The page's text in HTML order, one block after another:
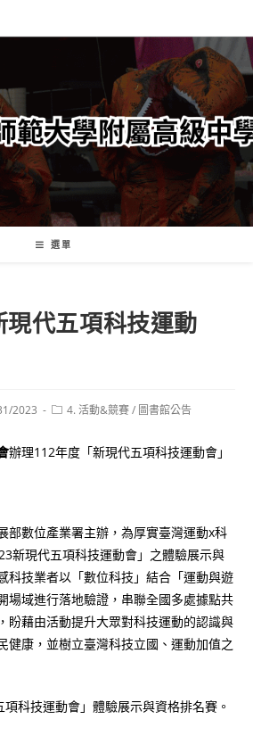
選單
代五項科技運動
2023
Post4. 活動&競賽/ 圖書館公告
辦理112年度「新現代五項科技運動會」
部數位產業署主辦，為厚實臺灣運動x科
新現代五項科技運動會」之體驗展示與
科技業者以「數位科技」結合「運動與遊
場域進行落地驗證，串聯全國多處據點共
盼藉由活動提升大眾對科技運動的認識與
健康，並樹立臺灣科技立國、運動加值之
科技運動會」體驗展示與資格排名賽。